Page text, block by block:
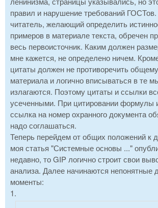
правил и нарушение требований
читатель, желающий определить
примеров в материале текста, обречен
весь первоисточник. Каким должен
мне кажется, не определено ничем.
цитаты должен не противоречить
материала и логично вписываться в те
излагаются. Поэтому цитаты и ссылки
усеченными. При цитировании формулы
ссылка на номер охранного документа
надо соглашаться.
Теперь перейдем от общих положений к
моя статья "Системные основы ..."
недавно, то GIP логично строит свои
анализа. Далее начинаются непонятные
моменты:
1.